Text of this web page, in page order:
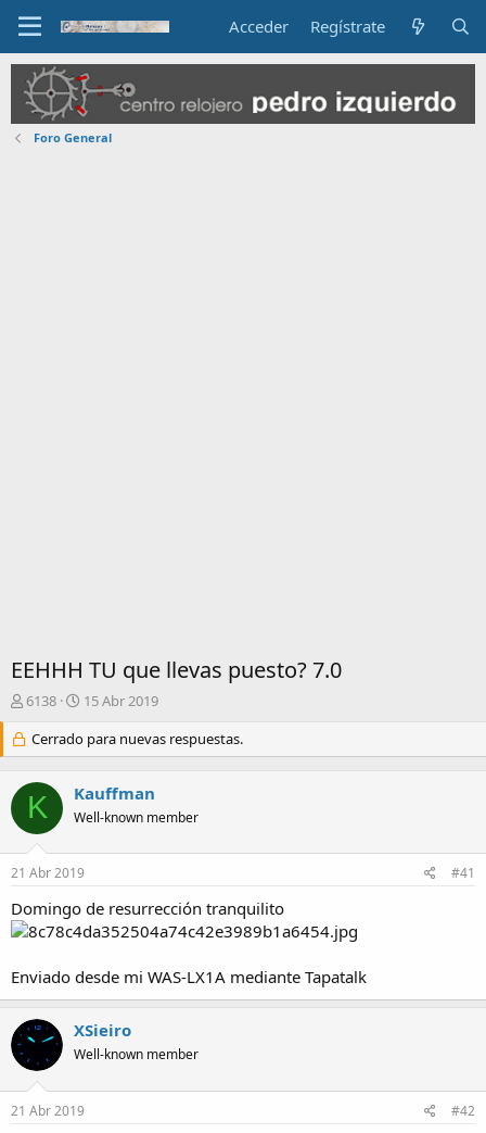
Acceder Regístrate
Foro General
EEHHH TU que llevas puesto? 7.0
I
i
c
a
d
o
r
d
l
t
m
6138
F
c
h
d
e
n
i
o
15 Abr 2019
Cerrado para nuevas respuestas.
K Kauffman
Well-known member
21 Abr 2019 #41
Domingo de resurrección tranquilito
Enviado desde mi WAS-LX1A mediante Tapatalk
XSieiro
Well-known member
21 Abr 2019 #42